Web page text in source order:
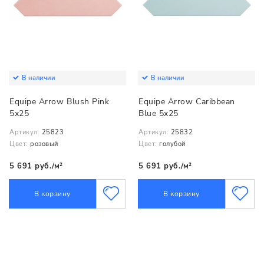
В наличии
Equipe Arrow Blush Pink
5x25
Артикул: 25823
Цвет: розовый
5 691 руб./м²
В корзину
В наличии
Equipe Arrow Caribbean
Blue 5x25
Артикул: 25832
Цвет: голубой
5 691 руб./м²
В корзину